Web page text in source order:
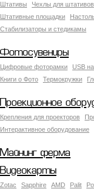
Штативы
Чехлы для штативов
Штативные площадки
Стабилизаторы и стедикамы
Фотосувениры
Цифровые фоторамки USB
Книги о Фото
Термокружки
Проекционное
Крепления для проекторов
Интерактивное оборудование
Майнинг ферма
Видеокарты
Zotac Sapphire AMD Palit